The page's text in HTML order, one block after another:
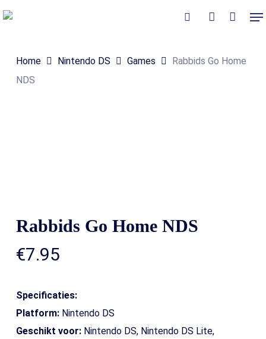
Skip
content
Home Nintendo DS Games
Rabbids Go Home
NDS
Rabbids Go Home NDS
€7.95
Specificaties:
Platform:Nintendo DS
Geschikt voor:Nintendo DS, Nintendo DS Lite,